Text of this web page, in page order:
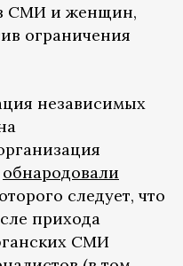
СМИ и женщин,
ограничения
независимых
обнародовали
следует, что
прихода
СМИ